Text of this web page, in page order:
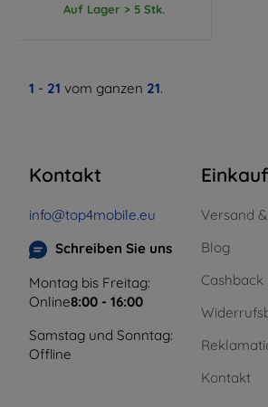
Auf Lager > 5 Stk.
1 - 21 vom ganzen 21.
Kontakt
info@top4mobile.eu
Schreiben Sie uns
Montag bis Freitag:
Online8:00 - 16:00
Samstag und Sonntag:
Offline
Versand
Blog
Cashback
Kontakt